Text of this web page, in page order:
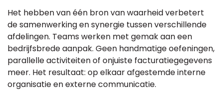
Het hebben van één bron van waarheid verbetert
de samenwerking en synergie tussen verschillende
afdelingen. Teams werken met gemak aan een
bedrijfsbrede aanpak. Geen handmatige oefeningen,
parallelle activiteiten of onjuiste facturatiegegevens
meer. Het resultaat: op elkaar afgestemde interne
organisatie en externe communicatie.